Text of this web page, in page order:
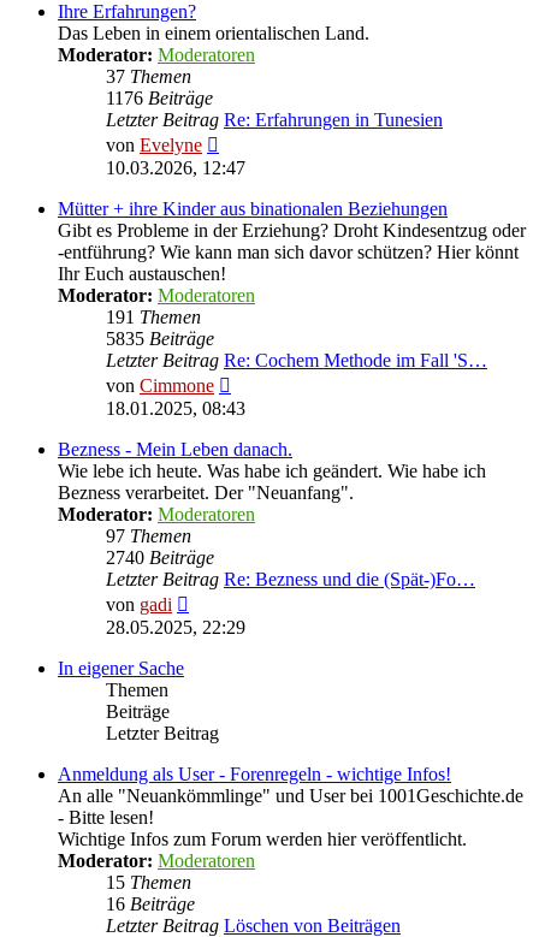
Ihre Erfahrungen?
Das Leben in einem orientalischen Land.
Moderator: Moderatoren
37 Themen
1176 Beiträge
Letzter Beitrag Re: Erfahrungen in Tunesien
von Evelyne
Beitrag
10.03.2026, 12:47
Mütter + ihre Kinder aus binationalen Beziehungen
Gibt es Probleme in der Erziehung? Droht Kindesentzug oder
-entführung? Wie kann man sich davor schützen? Hier könnt
Ihr Euch austauschen!
Moderator: Moderatoren
191 Themen
5835 Beiträge
Letzter Beitrag Re: Cochem Methode im Fall 'S…
von Cimmone
Beitrag
18.01.2025, 08:43
Bezness - Mein Leben danach.
Wie lebe ich heute. Was habe ich geändert. Wie habe ich
Bezness verarbeitet. Der "Neuanfang".
Moderator: Moderatoren
97 Themen
2740 Beiträge
Letzter Beitrag Re: Bezness und die (Spät-)Fo…
von gadi
Beitrag
28.05.2025, 22:29
In eigener Sache
Themen
Beiträge
Letzter Beitrag
Anmeldung als User - Forenregeln - wichtige Infos!
An alle "Neuankömmlinge" und User bei 1001Geschichte.de
- Bitte lesen!
Wichtige Infos zum Forum werden hier veröffentlicht.
Moderator: Moderatoren
15 Themen
16 Beiträge
Letzter Beitrag Löschen von Beiträgen